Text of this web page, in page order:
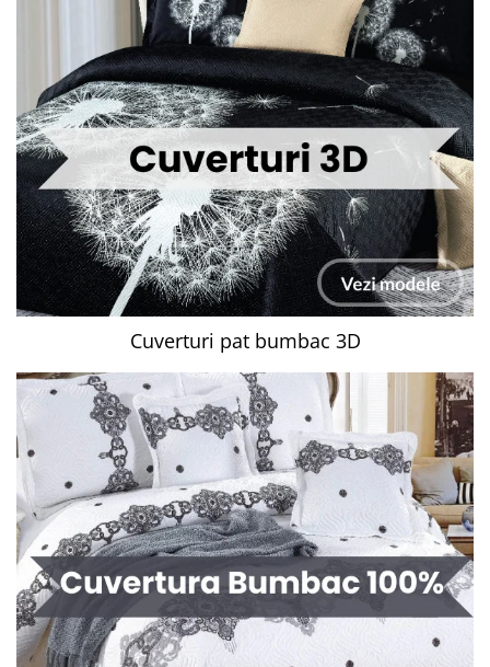
Cuverturi pat bumbac 3D